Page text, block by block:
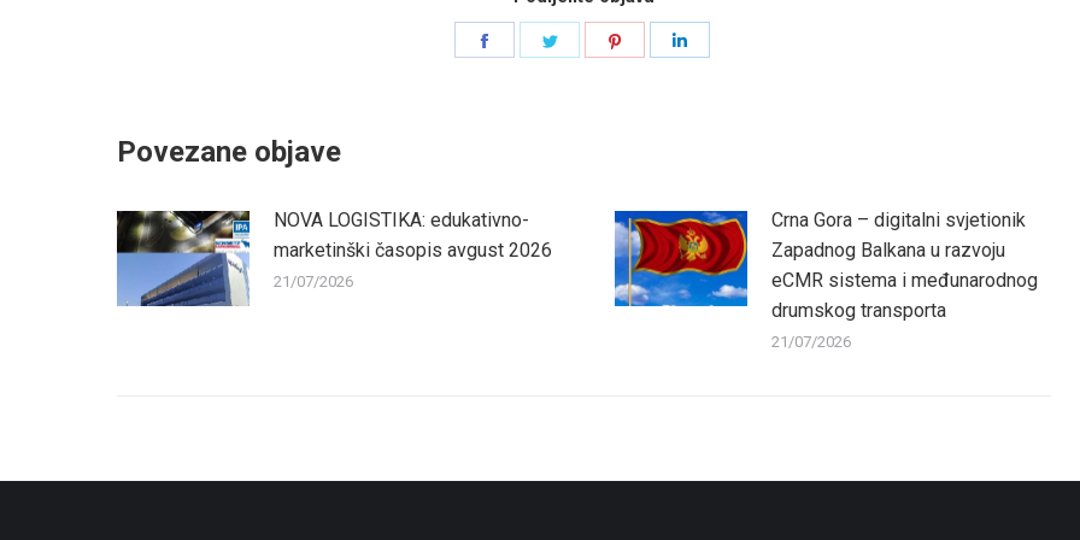
Share
Povezane objave
NOVA LOGISTIKA: edukativno-
marketinški časopis avgust 2026
21/07/2026
Crna Gora – digitalni svjetionik
Zapadnog Balkana u razvoju
eCMR sistema i međunarodnog
drumskog transporta
21/07/2026